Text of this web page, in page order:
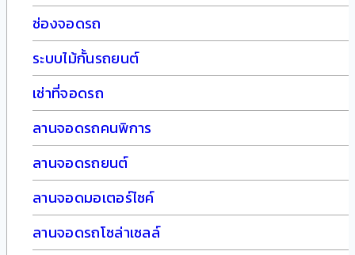
ช่องจอดรถ
ระบบไม้กั้นรถยนต์
เช่าที่จอดรถ
ลานจอดรถคนพิการ
ลานจอดรถยนต์
ลานจอดมอเตอร์ไซค์
ลานจอดรถโซล่าเซลล์